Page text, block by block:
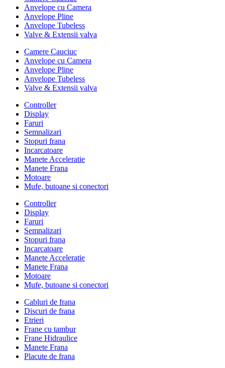
Anvelope cu Camera
Anvelope Pline
Anvelope Tubeless
Valve & Extensii valva
Camere Cauciuc
Anvelope cu Camera
Anvelope Pline
Anvelope Tubeless
Valve & Extensii valva
Controller
Display
Faruri
Semnalizari
Stopuri frana
Incarcatoare
Manete Acceleratie
Manete Frana
Motoare
Mufe, butoane si conectori
Controller
Display
Faruri
Semnalizari
Stopuri frana
Incarcatoare
Manete Acceleratie
Manete Frana
Motoare
Mufe, butoane si conectori
Cabluri de frana
Discuri de frana
Etrieri
Frane cu tambur
Frane Hidraulice
Manete Frana
Placute de frana